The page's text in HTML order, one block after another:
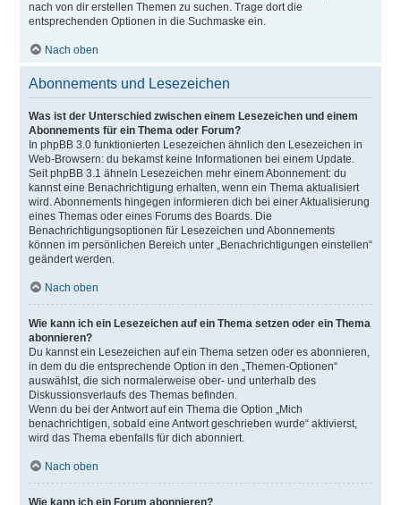
nach von dir erstellen Themen zu suchen. Trage dort die
entsprechenden Optionen in die Suchmaske ein.
Nach oben
Abonnements und Lesezeichen
Was ist der Unterschied zwischen einem Lesezeichen und einem
Abonnements für ein Thema oder Forum?
In phpBB 3.0 funktionierten Lesezeichen ähnlich den Lesezeichen in
Web-Browsern: du bekamst keine Informationen bei einem Update.
Seit phpBB 3.1 ähneln Lesezeichen mehr einem Abonnement: du
kannst eine Benachrichtigung erhalten, wenn ein Thema aktualisiert
wird. Abonnements hingegen informieren dich bei einer Aktualisierung
eines Themas oder eines Forums des Boards. Die
Benachrichtigungsoptionen für Lesezeichen und Abonnements
können im persönlichen Bereich unter „Benachrichtigungen einstellen“
geändert werden.
Nach oben
Wie kann ich ein Lesezeichen auf ein Thema setzen oder ein Thema
abonnieren?
Du kannst ein Lesezeichen auf ein Thema setzen oder es abonnieren,
in dem du die entsprechende Option in den „Themen-Optionen“
auswählst, die sich normalerweise ober- und unterhalb des
Diskussionsverlaufs des Themas befinden.
Wenn du bei der Antwort auf ein Thema die Option „Mich
benachrichtigen, sobald eine Antwort geschrieben wurde“ aktivierst,
wird das Thema ebenfalls für dich abonniert.
Nach oben
Wie kann ich ein Forum abonnieren?